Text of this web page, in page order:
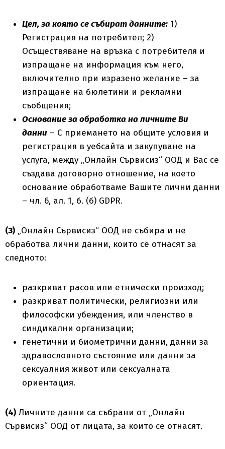
Цел, за която се събират данните: 1)
Регистрация на потребител; 2)
Осъществяване на връзка с потребителя и
изпращане на информация към него,
включително при изразено желание – за
изпращане на бюлетини и рекламни
съобщения;
Основание за обработка на личните Ви
данни – С приемането на общите условия и
регистрация в уебсайта и закупуване на
услуга, между „Онлайн Сървисиз“ ООД и Вас се
създава договорно отношение, на което
основание обработваме Вашите лични данни
– чл. 6, ал. 1, б. (б) GDPR.
(3) „Онлайн Сървисиз“ ООД не събира и не
обработва лични данни, които се отнасят за
следното:
разкриват расов или етнически произход;
разкриват политически, религиозни или
философски убеждения, или членство в
синдикални организации;
генетични и биометрични данни, данни за
здравословното състояние или данни за
сексуалния живот или сексуалната
ориентация.
(4) Личните данни са събрани от „Онлайн
Сървисиз“ ООД от лицата, за които се отнасят.